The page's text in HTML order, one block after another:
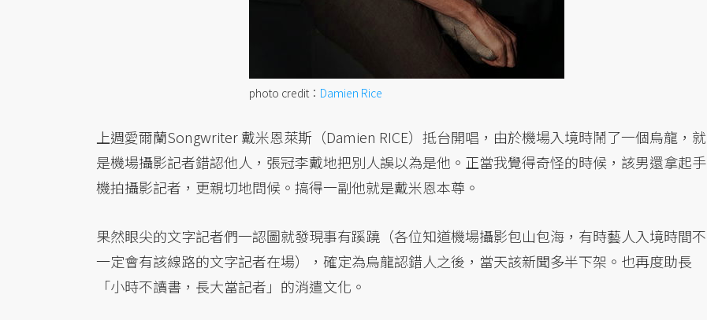
photo credit： Damien Rice
上週愛爾蘭Songwriter 戴米恩萊斯（Damien RICE）抵台開唱，由於機場入境時鬧了一個烏龍，就
是機場攝影記者錯認他人，張冠李戴地把別人誤以為是他。正當我覺得奇怪的時候，該男還拿起手
機拍攝影記者，更親切地問候。搞得一副他就是戴米恩本尊。
果然眼尖的文字記者們一認圖就發現事有蹊蹺（各位知道機場攝影包山包海，有時藝人入境時間不
一定會有該線路的文字記者在場），確定為烏龍認錯人之後，當天該新聞多半下架。也再度助長
「小時不讀書，長大當記者」的消遣文化。